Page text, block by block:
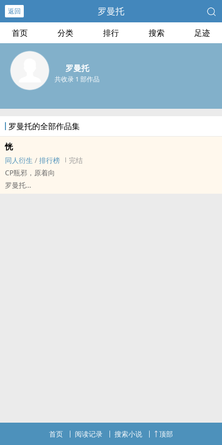
返回 罗曼托
首页 分类 排行 搜索 足迹
罗曼托
共收录 1 部作品
罗曼托的全部作品集
恍
‎同‎人‌衍生 / 排行榜
完结
CP瓶邪，原着向
罗曼托
首页 阅读记录 搜索小说 顶部